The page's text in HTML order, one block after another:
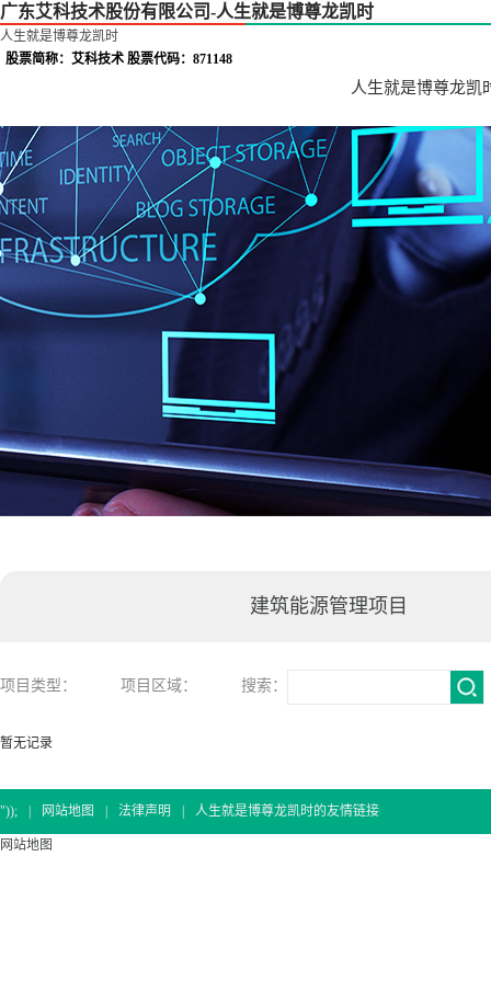
广东艾科技术股份有限公司-人生就是博尊龙凯时
人生就是博尊龙凯时
股票简称：艾科技术 股票代码：871148
人生就是博尊龙凯
建筑能源管理项目
项目类型： 项目区域： 搜索：
暂无记录
")); 网站地图 法律声明 人生就是博尊龙凯时的友情链接
网站地图